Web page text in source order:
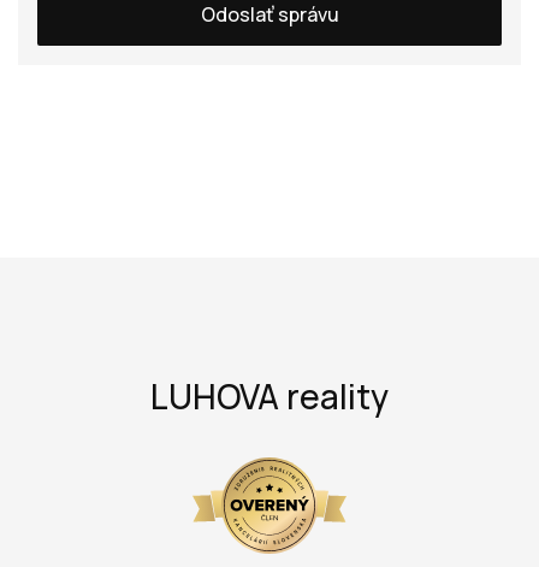
Odoslať správu
LUHOVA reality